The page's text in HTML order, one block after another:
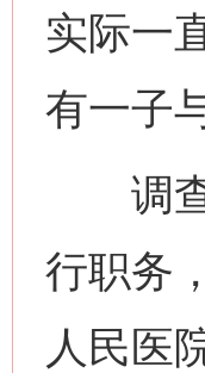
实际一
有一子
调查
行职务
人民医